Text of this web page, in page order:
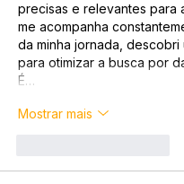
precisas e relevantes para
me acompanha
da minha jornada,
para otimizar a busca por
É…
Mostrar mais